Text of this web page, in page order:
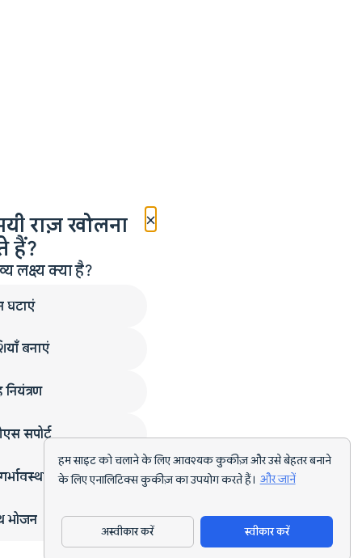
हम साइट को चलाने के लिए आवश्यक कुकीज़ और उसे बेहतर बनाने
के लिए एनालिटिक्स कुकीज़ का उपयोग करते हैं। और जानें
अस्वीकार करें स्वीकार करें
ऐप डाउनलोड करें
×
राज़ खोलना
हैं?
लक्ष्य क्या है?
घटाएं
बनाएं
सपोर्ट
भोजन